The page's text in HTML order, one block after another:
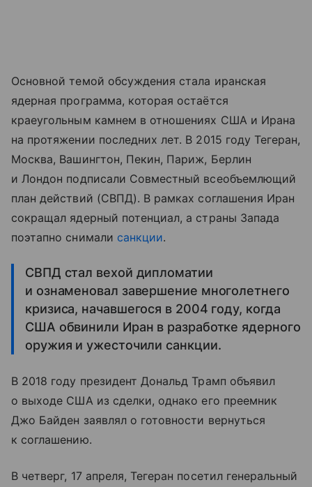
Основной темой обсуждения стала иранская
ядерная программа, которая остаётся
краеугольным камнем в отношениях США и Ирана
на протяжении последних лет. В 2015 году Тегеран,
Москва, Вашингтон, Пекин, Париж, Берлин
и Лондон подписали Совместный всеобъемлющий
план действий (СВПД). В рамках соглашения Иран
сокращал ядерный потенциал, а страны Запада
поэтапно снимали санкции.
СВПД стал вехой дипломатии
и ознаменовал завершение многолетнего
кризиса, начавшегося в 2004 году, когда
США обвинили Иран в разработке ядерного
оружия и ужесточили санкции.
В 2018 году президент Дональд Трамп объявил
о выходе США из сделки, однако его преемник
Джо Байден заявлял о готовности вернуться
к соглашению.
В четверг, 17 апреля, Тегеран посетил генеральный